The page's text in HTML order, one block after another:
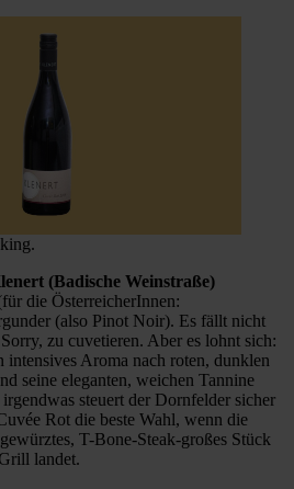
(Badische Weinstraße)
die ÖsterreicherInnen:
(also Pinot Noir). Es fällt nicht
zu cuvetieren. Aber es lohnt sich:
intensives Aroma nach roten, dunklen
seine eleganten, weichen Tannine
steuert der Dornfelder sicher
Rot die beste Wahl, wenn die
T-Bone-Steak-großes Stück
landet.